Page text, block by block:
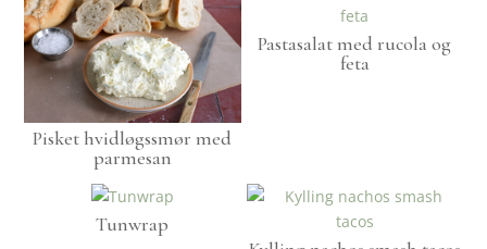
Pisket hvidløgssmør med
parmesan
Pastasalat med rucola og
feta
Tunwrap